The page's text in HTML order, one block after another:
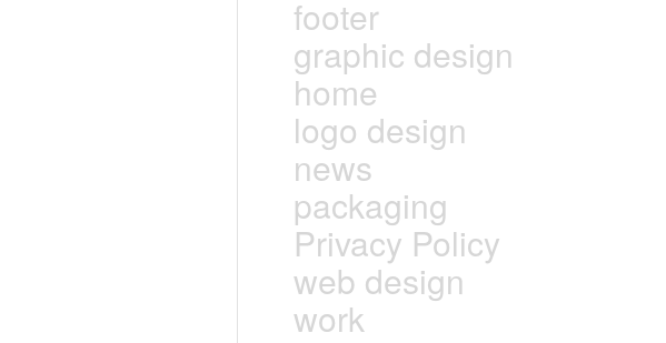
footer
graphic design
home
logo design
news
packaging
Privacy Policy
web design
work